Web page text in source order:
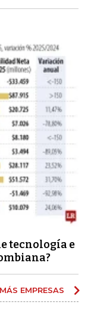
tecnología e
MÁS EMPRESAS